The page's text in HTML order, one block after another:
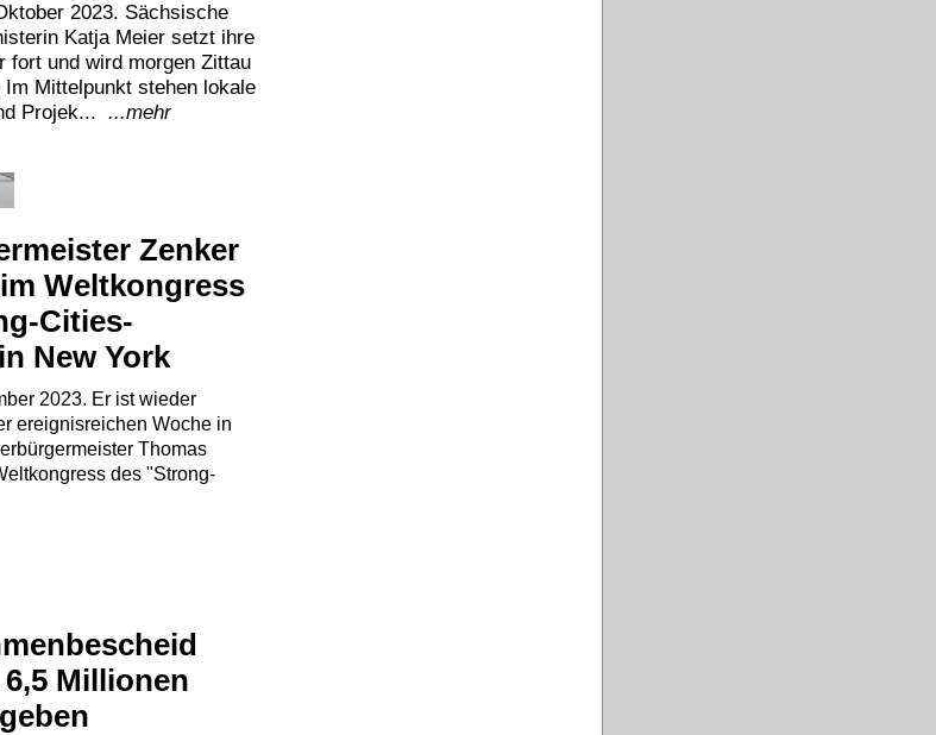
2023. Sächsische
Katja Meier setzt ihre
fort und wird morgen Zittau
Im Mittelpunkt stehen lokale
Projek......mehr
Zenker
Weltkongress
Cities-
New York
2023. Er ist wieder
ereignisreichen Woche in
Thomas
des "Strong-
Millionen